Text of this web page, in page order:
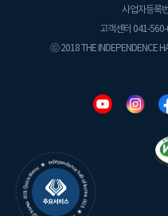
사업자등록
고객센터 041-
ⓒ 2018 THE INDEPENDENCE